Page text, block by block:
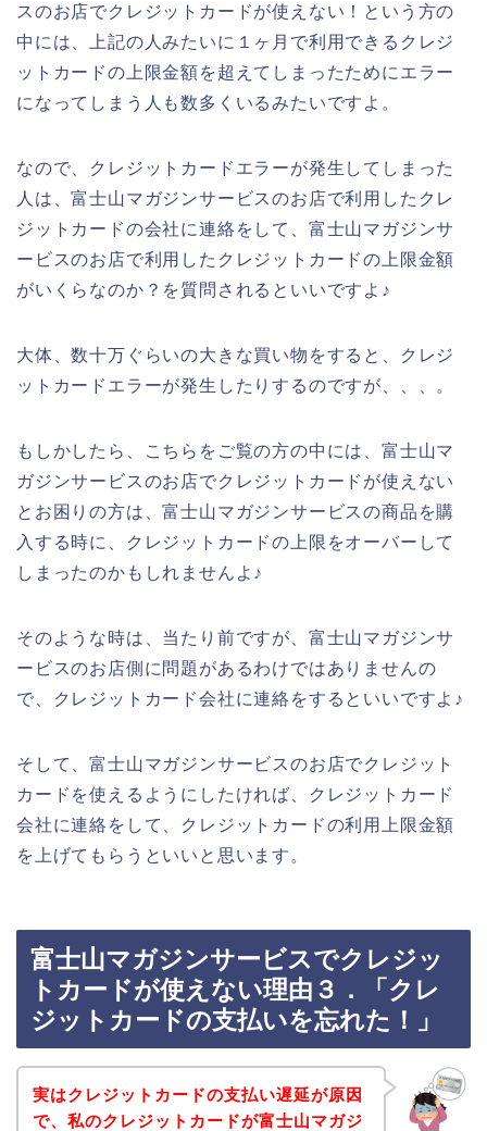
スのお店でクレジットカードが使えない！という方の
中には、上記の人みたいに１ヶ月で利用できるクレジ
ットカードの上限金額を超えてしまったためにエラー
になってしまう人も数多くいるみたいですよ。
なので、クレジットカードエラーが発生してしまった
人は、富士山マガジンサービスのお店で利用したクレ
ジットカードの会社に連絡をして、富士山マガジンサ
ービスのお店で利用したクレジットカードの上限金額
がいくらなのか？を質問されるといいですよ♪
大体、数十万ぐらいの大きな買い物をすると、クレジ
ットカードエラーが発生したりするのですが、、、。
もしかしたら、こちらをご覧の方の中には、富士山マ
ガジンサービスのお店でクレジットカードが使えない
とお困りの方は、富士山マガジンサービスの商品を購
入する時に、クレジットカードの上限をオーバーして
しまったのかもしれませんよ♪
そのような時は、当たり前ですが、富士山マガジンサ
ービスのお店側に問題があるわけではありませんの
で、クレジットカード会社に連絡をするといいですよ♪
そして、富士山マガジンサービスのお店でクレジット
カードを使えるようにしたければ、クレジットカード
会社に連絡をして、クレジットカードの利用上限金額
を上げてもらうといいと思います。
富士山マガジンサービスでクレジッ
トカードが使えない理由３．「クレ
ジットカードの支払いを忘れた！」
実はクレジットカードの支払い遅延が原因
で、私のクレジットカードが富士山マガジ